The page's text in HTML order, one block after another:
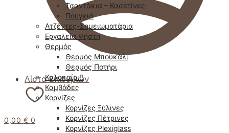
Λίστα Επιθυμιών
0,00 € 0
Τσαντάκια – Κασετίνες
Πουγκιά
Ατζέντες-Σημειωματάρια
Εργαλεία Ψήστη
Θερμός
Θερμός Μπουκάλι
Θερμός Ποτήρι
Καλοκαίρι!!
Καμβάδες
Κορνίζες
Κορνίζες Ξύλινες
Κορνίζες Πέτρινες
Κορνίζες Plexiglass